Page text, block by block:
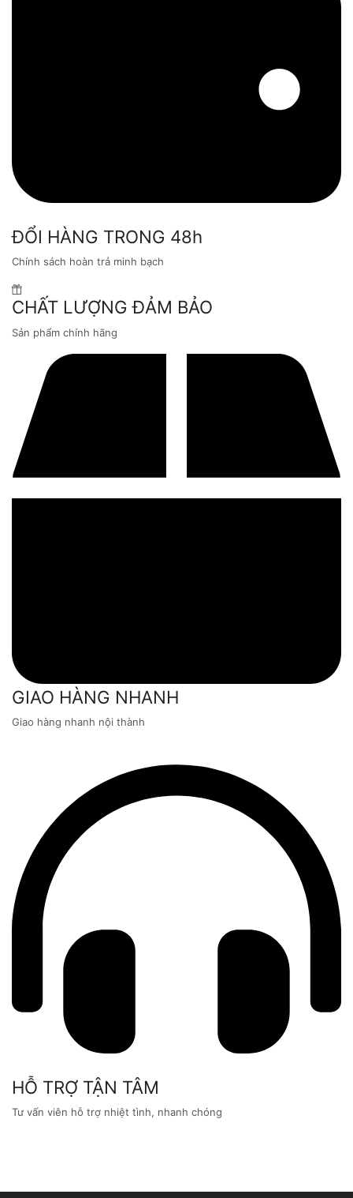
ĐỔI HÀNG TRONG 48h
Chính sách hoàn trả minh bạch
CHẤT LƯỢNG ĐẢM BẢO
Sản phẩm chính hãng
GIAO HÀNG NHANH
Giao hàng nhanh nội thành
HỖ TRỢ TẬN TÂM
Tư vấn viên hỗ trợ nhiệt tình, nhanh chóng